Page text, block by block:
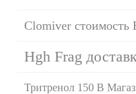
Clomiver стоимость
Hgh Frag
Тритренол 150 В